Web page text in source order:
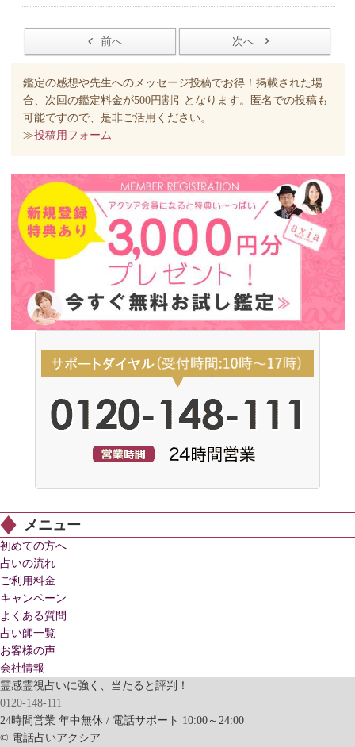
前へ 次へ
鑑定の感想や先生へのメッセージ投稿でお得！掲載された場
合、次回の鑑定料金が500円割引となります。匿名での投稿も
可能ですので、是非ご活用ください。
≫投稿用フォーム
メニュー
初めての方へ
占いの流れ
ご利用料金
キャンペーン
よくある質問
占い師一覧
お客様の声
会社情報
霊感霊視占いに強く、当たると評判！
0120-148-111
24時間営業 年中無休 / 電話サポート 10:00～24:00
© 電話占いアクシア